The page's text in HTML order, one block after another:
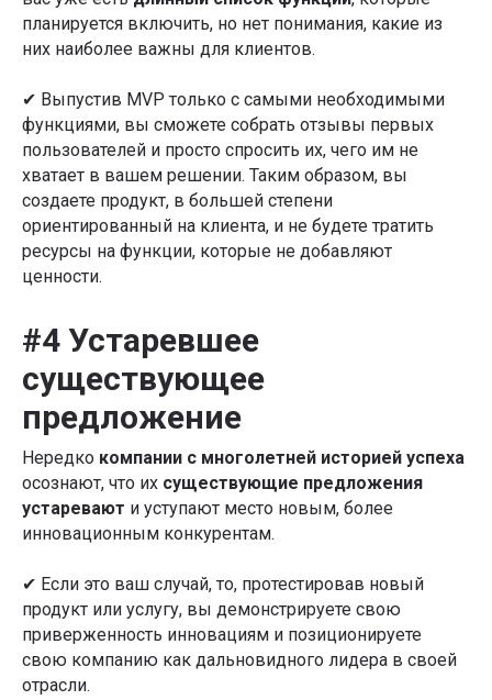
планируется включить, но нет понимания, какие из
них наиболее важны для клиентов.
✔ Выпустив MVP только с самыми необходимыми
функциями, вы сможете собрать отзывы первых
пользователей и просто спросить их, чего им не
хватает в вашем решении. Таким образом, вы
создаете продукт, в большей степени
ориентированный на клиента, и не будете тратить
ресурсы на функции, которые не добавляют
ценности.
#4 Устаревшее
существующее
предложение
Нередко компании с многолетней историей успеха
осознают, что их существующие предложения
устаревают и уступают место новым, более
инновационным конкурентам.
✔ Если это ваш случай, то, протестировав новый
продукт или услугу, вы демонстрируете свою
приверженность инновациям и позиционируете
свою компанию как дальновидного лидера в своей
отрасли.